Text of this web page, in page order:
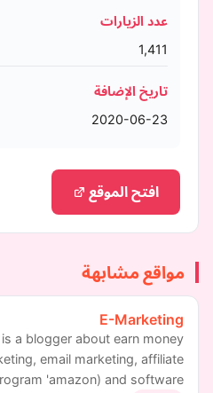
عدد الزيارات
1,411
تاريخ الإضافة
2020-06-23
افتح الموقع
مواقع مشابهة
E-Marketing
a blogger about earn money
email marketing, affiliate
'amazon) and software